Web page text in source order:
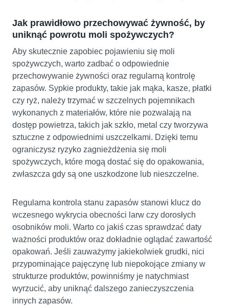
Jak prawidłowo przechowywać żywność, by
uniknąć powrotu moli spożywczych?
Aby skutecznie zapobiec pojawieniu się moli
spożywczych, warto zadbać o odpowiednie
przechowywanie żywności oraz regularną kontrolę
zapasów. Sypkie produkty, takie jak mąka, kasze, płatki
czy ryż, należy trzymać w szczelnych pojemnikach
wykonanych z materiałów, które nie pozwalają na
dostęp powietrza, takich jak szkło, metal czy tworzywa
sztuczne z odpowiednimi uszczelkami. Dzięki temu
ograniczysz ryzyko zagnieżdżenia się moli
spożywczych, które mogą dostać się do opakowania,
zwłaszcza gdy są one uszkodzone lub nieszczelne.
Regularna kontrola stanu zapasów stanowi klucz do
wczesnego wykrycia obecności larw czy dorosłych
osobników moli. Warto co jakiś czas sprawdzać daty
ważności produktów oraz dokładnie oglądać zawartość
opakowań. Jeśli zauważymy jakiekolwiek grudki, nici
przypominające pajęczynę lub niepokojące zmiany w
strukturze produktów, powinniśmy je natychmiast
wyrzucić, aby uniknąć dalszego zanieczyszczenia
innych zapasów.